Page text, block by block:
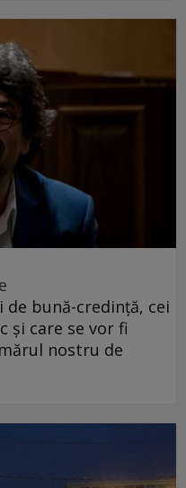
bună-credință, cei
și care se vor fi
nostru de